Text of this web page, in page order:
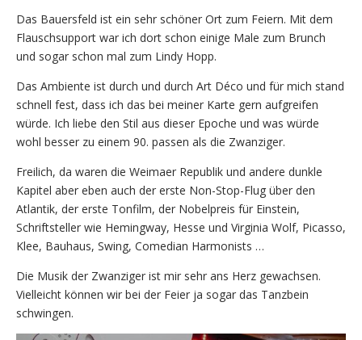
Das Bauersfeld ist ein sehr schöner Ort zum Feiern. Mit dem
Flauschsupport war ich dort schon einige Male zum Brunch
und sogar schon mal zum Lindy Hopp.
Das Ambiente ist durch und durch Art Déco und für mich stand
schnell fest, dass ich das bei meiner Karte gern aufgreifen
würde. Ich liebe den Stil aus dieser Epoche und was würde
wohl besser zu einem 90. passen als die Zwanziger.
Freilich, da waren die Weimaer Republik und andere dunkle
Kapitel aber eben auch der erste Non-Stop-Flug über den
Atlantik, der erste Tonfilm, der Nobelpreis für Einstein,
Schriftsteller wie Hemingway, Hesse und Virginia Wolf, Picasso,
Klee, Bauhaus, Swing, Comedian Harmonists …
Die Musik der Zwanziger ist mir sehr ans Herz gewachsen.
Vielleicht können wir bei der Feier ja sogar das Tanzbein
schwingen.